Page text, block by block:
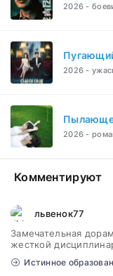
2026 -
2026 -
2026 -
Комментируют
львенок77
Замечательная
жесткой
Истинное